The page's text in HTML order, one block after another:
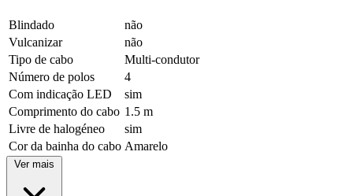
Blindado
não
Vulcanizar
não
Tipo de cabo
Multi-condutor
Número de polos
4
Com indicação LED
sim
Comprimento do cabo 1.5 m
Livre de halogéneo
sim
Cor da bainha do cabo Amarelo
Ver mais